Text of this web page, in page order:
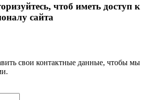
чтоб иметь доступ к
сайта
свои контактные данные, чтобы мы